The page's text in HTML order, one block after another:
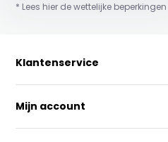
* Lees hier de wettelijke beperkingen
Klantenservice
Mijn account